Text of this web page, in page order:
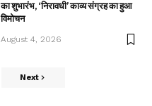
का शुभारंभ, ‘निरावधी’ काव्य संग्रह का हुआ
विमोचन
August 4, 2026
Next